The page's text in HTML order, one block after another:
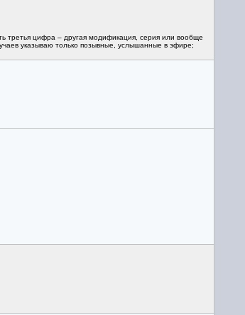
третья цифра – другая модификация, серия или вообще
указываю только позывные, услышанные в эфире;